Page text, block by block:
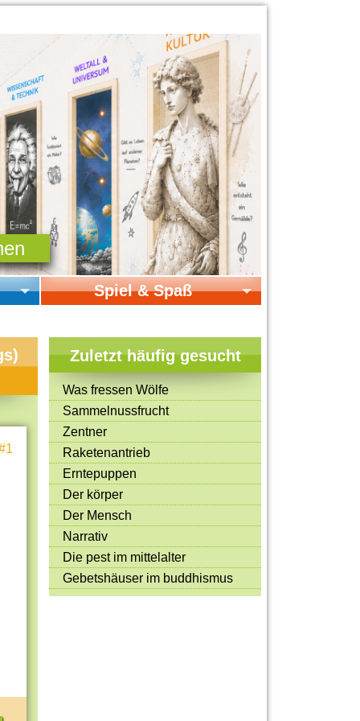
Spiel & Spaß
Online-Spiele
Mitmachen & Kreatives
Bücher & Filme
Quiz-Spiele
Spiele & Ideen
Jugendreporter
Rezeptideen
Game-Tests
Reisen, Events & Sport
E-Cards
Zuletzt häufig gesucht
Was fressen Wölfe
Sammelnussfrucht
Zentner
Raketenantrieb
Erntepuppen
Der körper
Der Mensch
Narrativ
Die pest im mittelalter
Gebetshäuser im buddhismus